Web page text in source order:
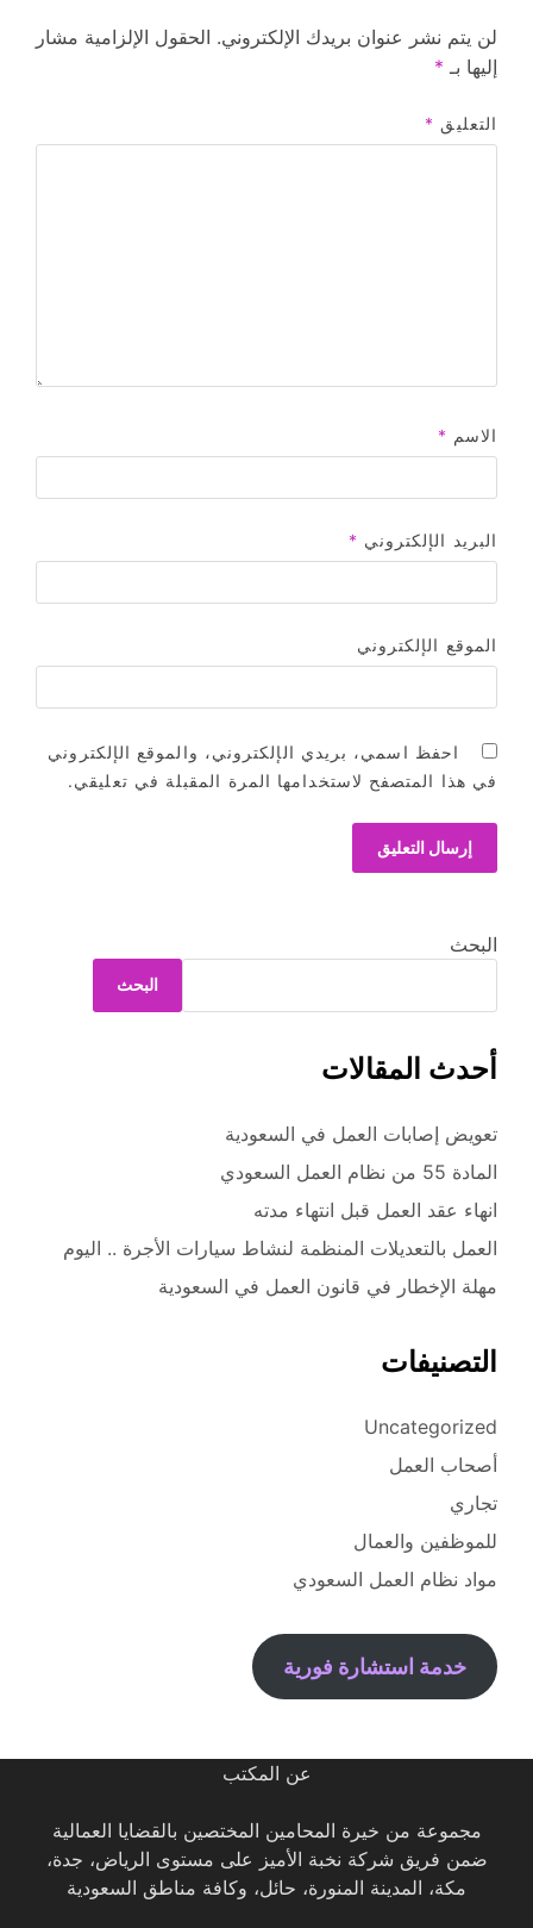
لن يتم نشر عنوان بريدك الإلكتروني. الحقول الإلزامية مشار
إليها بـ *
التعليق *
الاسم *
البريد الإلكتروني *
الموقع الإلكتروني
احفظ اسمي، بريدي الإلكتروني، والموقع الإلكتروني
في هذا المتصفح لاستخدامها المرة المقبلة في تعليقي.
البحث
البحث
أحدث المقالات
تعويض إصابات العمل في السعودية
المادة 55 من نظام العمل السعودي
انهاء عقد العمل قبل انتهاء مدته
العمل بالتعديلات المنظمة لنشاط سيارات الأجرة .. اليوم
مهلة الإخطار في قانون العمل في السعودية
التصنيفات
Uncategorized
أصحاب العمل
تجاري
للموظفين والعمال
مواد نظام العمل السعودي
خدمة استشارة فورية
عن المكتب
مجموعة من خيرة المحامين المختصين بالقضايا العمالية
ضمن فريق شركة نخبة الأميز على مستوى الرياض، جدة،
مكة، المدينة المنورة، حائل، وكافة مناطق السعودية